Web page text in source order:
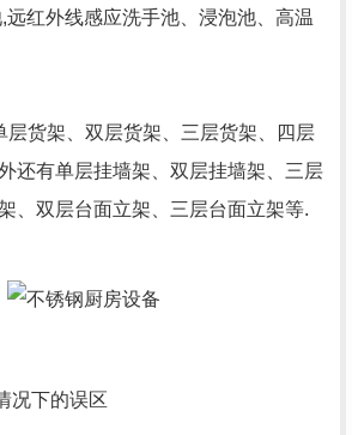
远红外线感应洗手池、浸泡池、高温
货架、双层货架、三层货架、四层
还有单层挂墙架、双层挂墙架、三层
、双层台面立架、三层台面立架等.
况下的误区